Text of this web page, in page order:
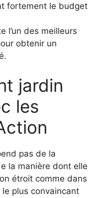
fortement le budget
l’un des meilleurs
obtenir un
jardin
les
pas de la
la manière dont elle
étroit comme dans
le plus convaincant